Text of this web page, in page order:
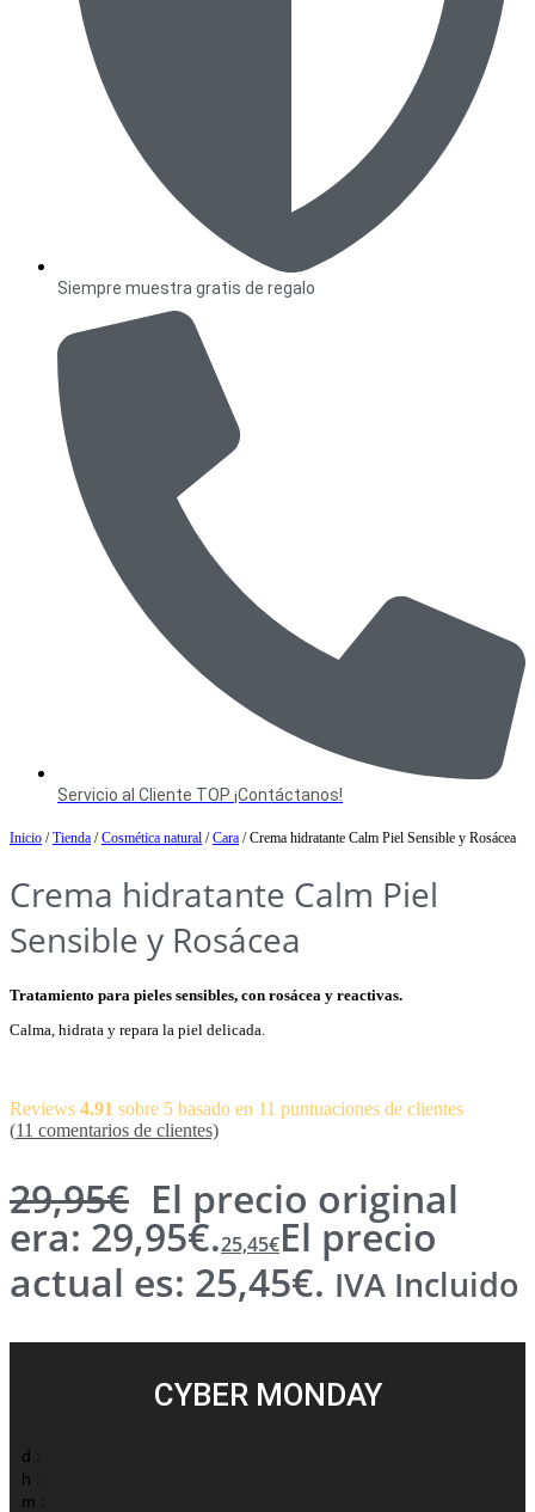
Siempre muestra gratis de regalo
Servicio al Cliente TOP ¡Contáctanos!
Inicio /Tienda /Cosmética natural /Cara / Crema hidratante Calm Piel Sensible y Rosácea
Crema hidratante Calm Piel
Sensible y Rosácea
Tratamiento para pieles sensibles, con rosácea y reactivas.
Calma, hidrata y repara la piel delicada.
Reviews 4.91 sobre 5 basado en 11 puntuaciones de clientes
(11 comentarios de clientes)
29,95€ El precio original
era: 29,95€.25,45€El precio
actual es: 25,45€. IVA Incluido
CYBER MONDAY
d :
h :
m :